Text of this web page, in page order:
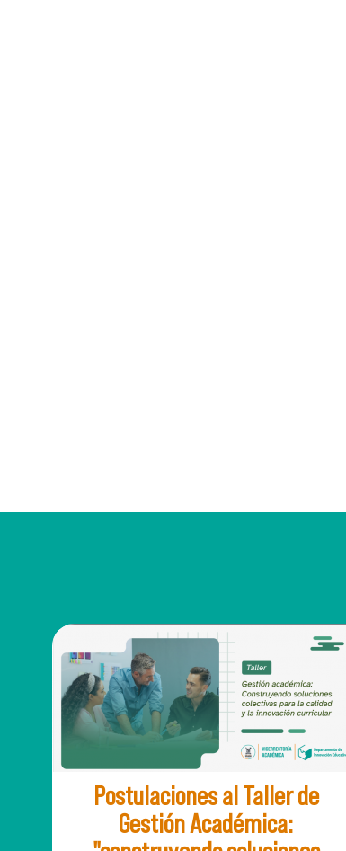
Postulaciones al Taller de
Gestión Académica: